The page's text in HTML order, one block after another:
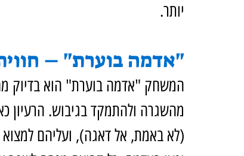
יותר.
"אדמה בוערת" –
המשחק "אדמה בוערת" הוא בדיוק
מהשגרה ולהתמקד בגיבוש. הרעיון
(לא באמת, אל דאגה), ועליהם